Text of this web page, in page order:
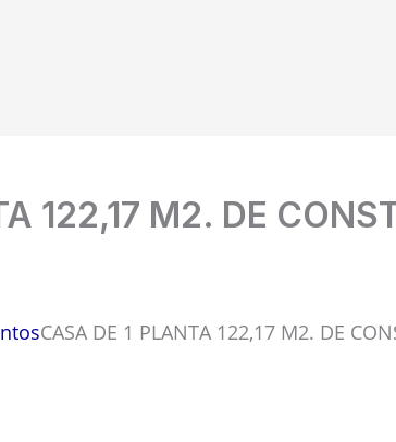
122,17 M2. DE
CASA DE 1 PLANTA 122,17 M2. DE